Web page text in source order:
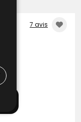
7 avis